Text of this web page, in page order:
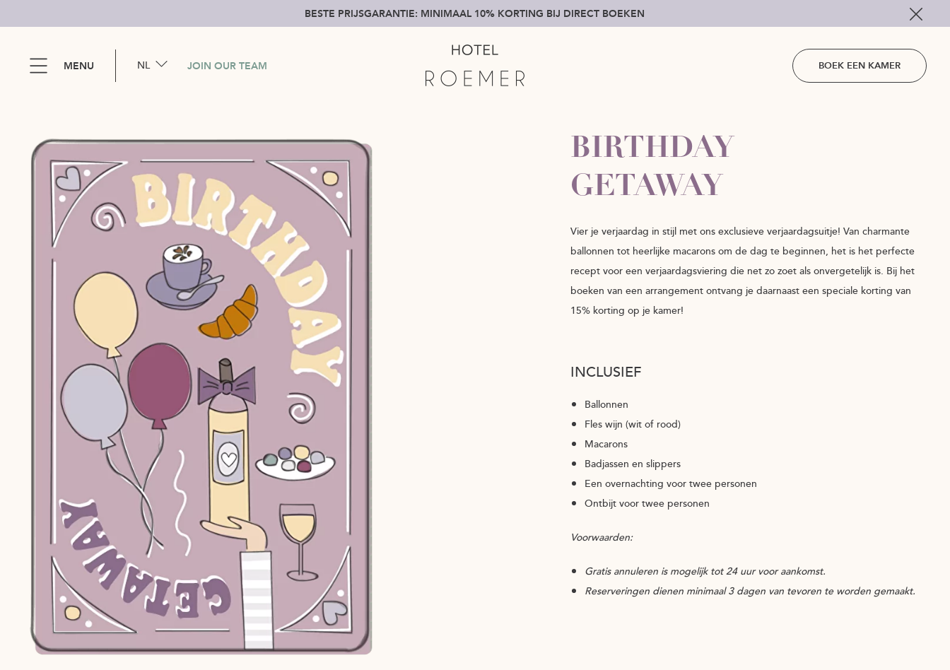
BESTE PRIJSGARANTIE: MINIMAAL 10% KORTING BIJ DIRECT BOEKEN
MENU NL JOIN OUR TEAM BOEK EEN KAMER
BIRTHDAY
GETAWAY
Vier je verjaardag in stijl met ons exclusieve verjaardagsuitje! Van charmante
ballonnen tot heerlijke macarons om de dag te beginnen, het is het perfecte
recept voor een verjaardagsviering die net zo zoet als onvergetelijk is. Bij het
boeken van een arrangement ontvang je daarnaast een speciale korting van
15% korting op je kamer!
INCLUSIEF
Ballonnen
Fles wijn (wit of rood)
Macarons
Badjassen en slippers
Een overnachting voor twee personen
Ontbijt voor twee personen
Voorwaarden:
Gratis annuleren is mogelijk tot 24 uur voor aankomst.
Reserveringen dienen minimaal 3 dagen van tevoren te worden gemaakt.